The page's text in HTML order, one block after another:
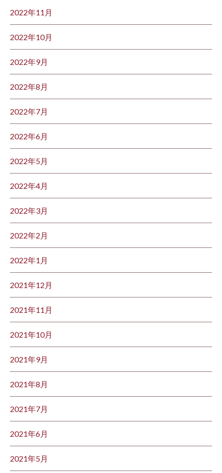
2022年11月
2022年10月
2022年9月
2022年8月
2022年7月
2022年6月
2022年5月
2022年4月
2022年3月
2022年2月
2022年1月
2021年12月
2021年11月
2021年10月
2021年9月
2021年8月
2021年7月
2021年6月
2021年5月